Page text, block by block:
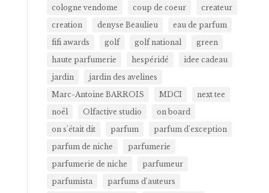
cologne vendome
coup de coeur
createur
creation
denyse Beaulieu
eau de parfum
fifi awards
golf golf national
green
haute parfumerie
hespéridé
idee cadeau
jardin
jardin des avelines
Marc-Antoine BARROIS
MDCI
next tee
noël
Olfactive studio
on board
on s'était dit
parfum
parfum d'exception
parfum de niche
parfumerie
parfumerie de niche
parfumeur
parfumista
parfums d'auteurs